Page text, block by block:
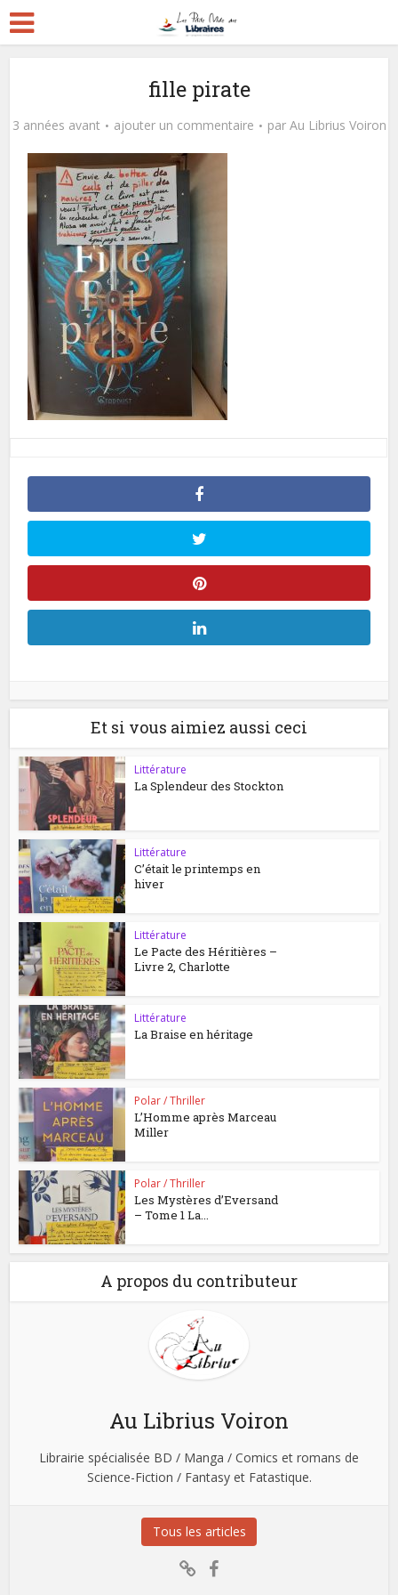
fille pirate
3 années avant ajouter un commentaire par Au Librius Voiron
Et si vous aimiez aussi ceci
Littérature
La Splendeur des Stockton
Littérature
C’était le printemps en
hiver
Littérature
Le Pacte des Héritières –
Livre 2, Charlotte
Littérature
La Braise en héritage
Polar / Thriller
L’Homme après Marceau
Miller
Polar / Thriller
Les Mystères d’Eversand
– Tome 1 La...
A propos du contributeur
Au Librius Voiron
Librairie spécialisée BD / Manga / Comics et romans de
Science-Fiction / Fantasy et Fatastique.
Tous les articles